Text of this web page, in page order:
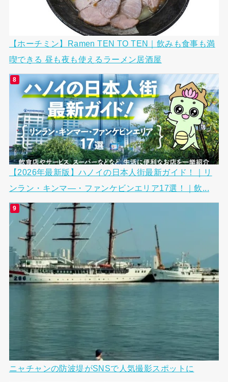
【ホーチミン】Ramen TEN TO TEN｜飲みも食事も満
喫できる 昼も夜も使えるラーメン居酒屋
【2026年最新版】ハノイの日本人街最新ガイド！｜リ
ンラン・キンマ―・ファンケビンエリア17選！｜飲...
ニャチャンの防波堤がSNSで人気撮影スポットに